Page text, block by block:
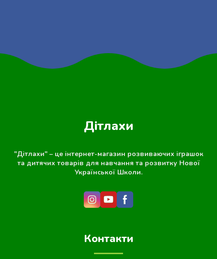
Дітлахи
"Дітлахи" – це інтернет-магазин розвиваючих іграшок
та дитячих товарів для навчання та розвитку Нової
Української Школи.
Контакти